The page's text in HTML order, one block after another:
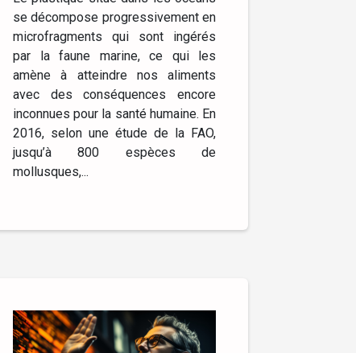
se décompose progressivement en
microfragments qui sont ingérés
par la faune marine, ce qui les
amène à atteindre nos aliments
avec des conséquences encore
inconnues pour la santé humaine. En
2016, selon une étude de la FAO,
jusqu’à 800 espèces de
mollusques,...